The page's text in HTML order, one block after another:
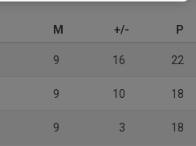
M +/- P
9 16 22
9 10 18
9 3 18